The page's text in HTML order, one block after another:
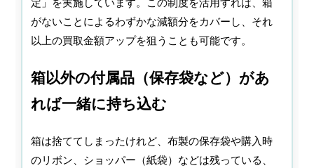
がないことによるわずかな減額分をカバーし、それ
以上の買取金額アップを狙うことも可能です。
箱以外の付属品（保存袋など）があ
れば一緒に持ち込む
箱は捨ててしまったけれど、布製の保存袋や購入時
のリボン、ショッパー（紙袋）などは残っている、